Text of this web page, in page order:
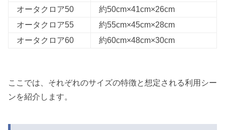
オータクロア50
約50cm×41cm×26cm
オータクロア55
約55cm×45cm×28cm
オータクロア60
約60cm×48cm×30cm
ここでは、それぞれのサイズの特徴と想定される利用シー
ンを紹介します。